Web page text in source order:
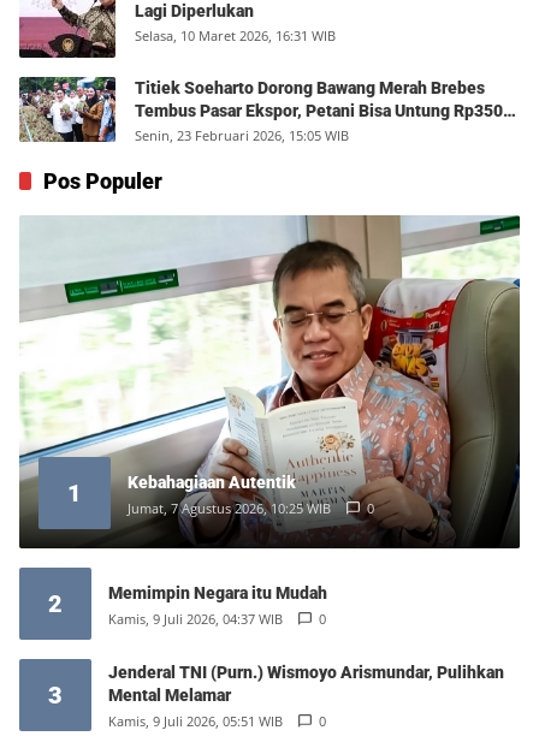
Lagi Diperlukan
Selasa, 10 Maret 2026, 16:31 WIB
Titiek Soeharto Dorong Bawang Merah Brebes
Tembus Pasar Ekspor, Petani Bisa Untung Rp350
Juta per Hektare
Senin, 23 Februari 2026, 15:05 WIB
Pos Populer
1 Kebahagiaan Autentik
Jumat, 7 Agustus 2026, 10:25 WIB 0
2 Memimpin Negara itu Mudah
Kamis, 9 Juli 2026, 04:37 WIB 0
3
Jenderal TNI (Purn.) Wismoyo Arismundar, Pulihkan
Mental Melamar
Kamis, 9 Juli 2026, 05:51 WIB 0